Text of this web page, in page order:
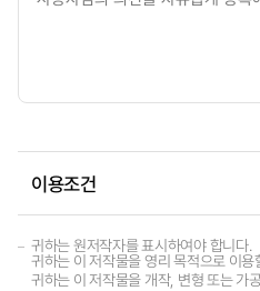
이용조건
귀하는 원저작자를 표시하여야 합니다.
귀하는 이 저작물을 영리 목적으로 이용
귀하는 이 저작물을 개작, 변형 또는 가